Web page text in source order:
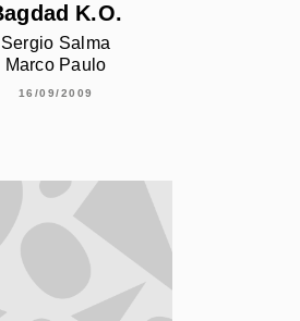
K.O.
Sergio Salma
Marco Paulo
16/09/2009